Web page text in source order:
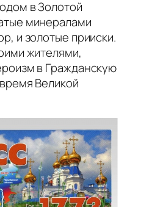
в Золотой
минералами
и золотые прииски.
жителями,
в Гражданскую
Великой